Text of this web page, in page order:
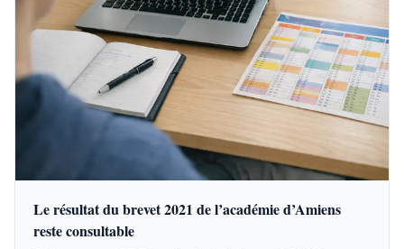
Le résultat du brevet 2021 de l’académie d’Amiens
reste consultable